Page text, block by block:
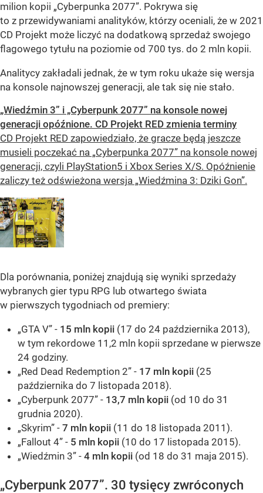
milion kopii „Cyberpunka 2077”. Pokrywa się
to z przewidywaniami analityków, którzy oceniali, że w 2021
CD Projekt może liczyć na dodatkową sprzedaż swojego
flagowego tytułu na poziomie od 700 tys. do 2 mln kopii.
Analitycy zakładali jednak, że w tym roku ukaże się wersja
na konsole najnowszej generacji, ale tak się nie stało.
„Wiedźmin 3” i „Cyberpunk 2077” na konsole nowej
generacji opóźnione. CD Projekt RED zmienia terminy
CD Projekt RED zapowiedziało, że gracze będą jeszcze
musieli poczekać na „Cyberpunka 2077” na konsole nowej
generacji, czyli PlayStation5 i Xbox Series X/S. Opóźnienie
zaliczy też odświeżona wersja „Wiedźmina 3: Dziki Gon”.
Dla porównania, poniżej znajdują się wyniki sprzedaży
wybranych gier typu RPG lub otwartego świata
w pierwszych tygodniach od premiery:
„GTA V” - 15 mln kopii (17 do 24 października 2013),
w tym rekordowe 11,2 mln kopii sprzedane w pierwsze
24 godziny.
„Red Dead Redemption 2” - 17 mln kopii (25
października do 7 listopada 2018).
„Cyberpunk 2077” - 13,7 mln kopii (od 10 do 31
grudnia 2020).
„Skyrim” - 7 mln kopii (11 do 18 listopada 2011).
„Fallout 4” - 5 mln kopii (10 do 17 listopada 2015).
„Wiedźmin 3” - 4 mln kopii (od 18 do 31 maja 2015).
„Cyberpunk 2077”. 30 tysięcy zwróconych